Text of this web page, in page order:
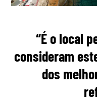
“É o local
consideram
dos